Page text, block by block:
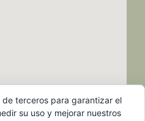
terceros para garantizar el
su uso y mejorar nuestros